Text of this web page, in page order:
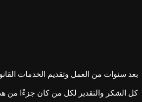
بعد سنوات من العمل وتقديم الخدمات
كل الشكر والتقدير لكل من كان جزءًا من